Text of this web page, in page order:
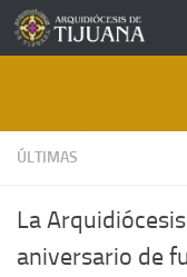
Saltar al contenido
ÚLTIMAS
La
aniversario de